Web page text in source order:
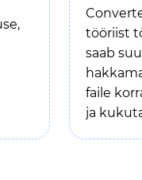
tööriist
saab
faile
ja